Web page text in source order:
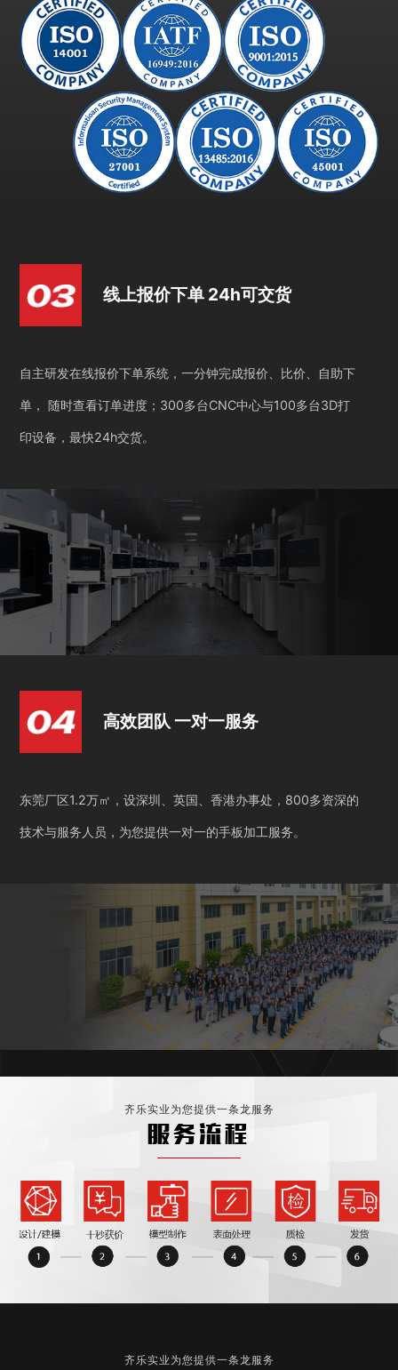
线上报价下单 24h可交货
自主研发在线报价下单系统，一分钟完成报价、比价、自助下
单， 随时查看订单进度；300多台CNC中心与100多台3D打
印设备，最快24h交货。
高效团队 一对一服务
东莞厂区1.2万㎡，设深圳、英国、香港办事处，800多资深的
技术与服务人员，为您提供一对一的手板加工服务。
齐乐实业为您提供一条龙服务
服务流程
齐乐实业为您提供一条龙服务